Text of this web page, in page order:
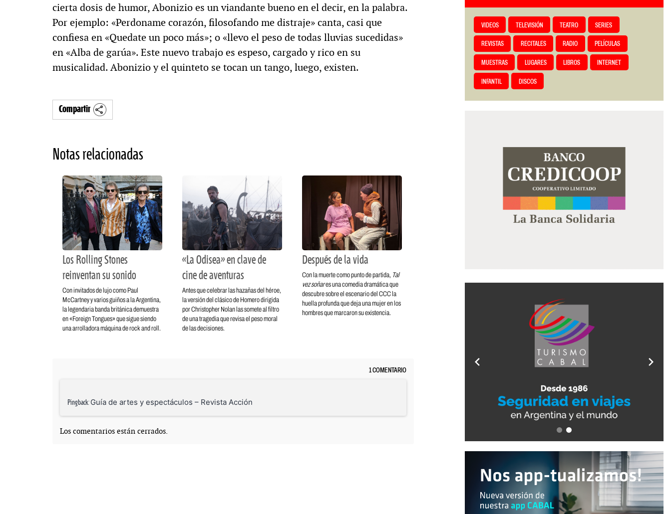
cierta dosis de humor, Abonizio es un viandante bueno en el decir, en la palabra.
Por ejemplo: «Perdoname corazón, filosofando me distraje» canta, casi que
confiesa en «Quedate un poco más»; o «llevo el peso de todas lluvias sucedidas»
en «Alba de garúa». Este nuevo trabajo es espeso, cargado y rico en su
musicalidad. Abonizio y el quinteto se tocan un tango, luego, existen.
Compartir
Notas relacionadas
Los Rolling Stones
reinventan su sonido
Con invitados de lujo como Paul
McCartney y varios guiños a la Argentina,
la legendaria banda británica demuestra
en «Foreign Tongues» que sigue siendo
una arrolladora máquina de rock and roll.
«La Odisea» en clave de
cine de aventuras
Antes que celebrar las hazañas del héroe,
la versión del clásico de Homero dirigida
por Christopher Nolan las somete al filtro
de una tragedia que revisa el peso moral
de las decisiones.
Después de la vida
Con la muerte como punto de partida, Tal
vez soñares una comedia dramática que
descubre sobre el escenario del CCC la
huella profunda que deja una mujer en los
hombres que marcaron su existencia.
1 COMENTARIO
Pingback:Guía de artes y espectáculos – Revista Acción
Los comentarios están cerrados.
VIDEOS TELEVISIÓN TEATRO SERIES
REVISTAS RECITALES RADIO PELÍCULAS
MUESTRAS LUGARES LIBROS INTERNET
INFANTIL DISCOS